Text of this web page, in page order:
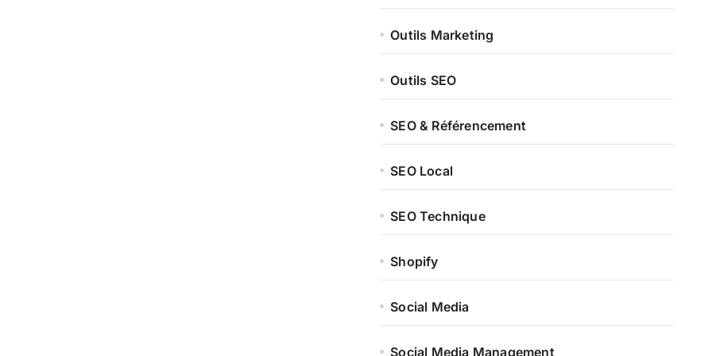
Outils Marketing
Outils SEO
SEO & Référencement
SEO Local
SEO Technique
Shopify
Social Media
Social Media Management